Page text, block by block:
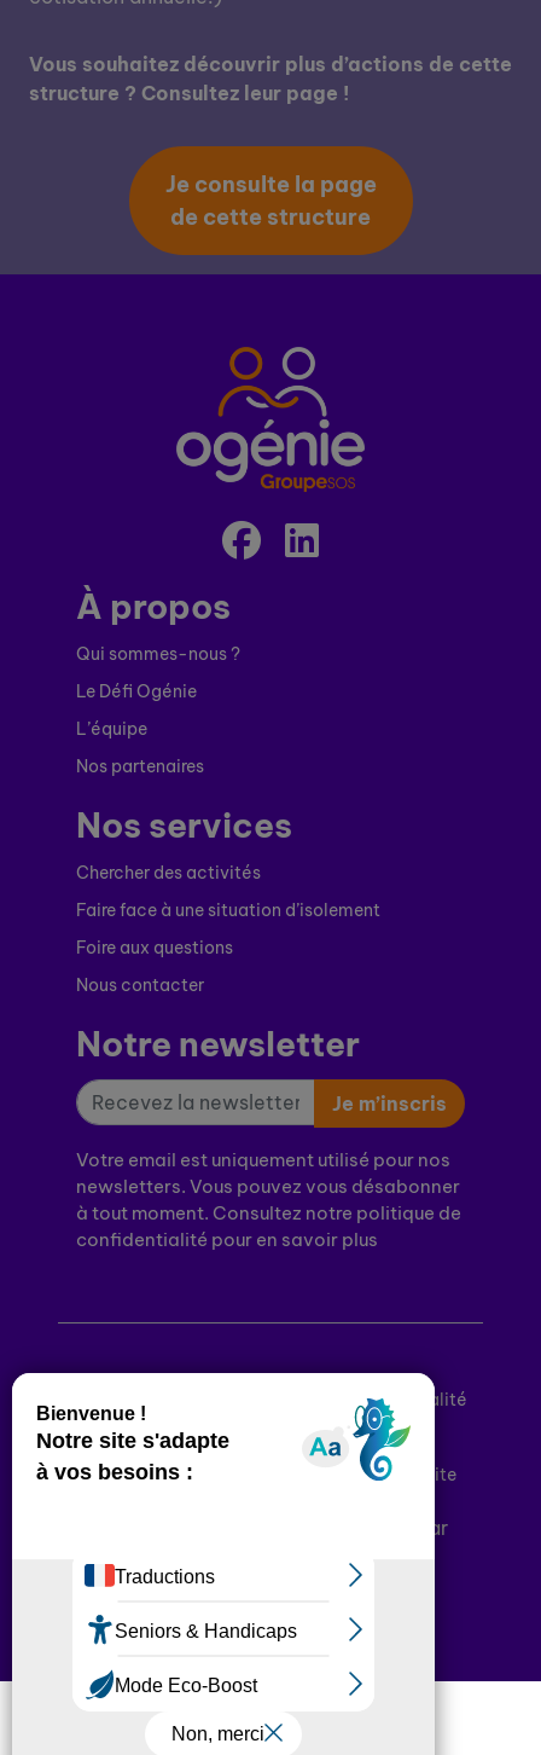
Vous souhaitez découvrir plus d’actions de cette
structure ? Consultez leur page !
Je consulte la page
de cette structure
À propos
Qui sommes-nous ?
Le Défi Ogénie
L’équipe
Nos partenaires
Nos services
Chercher des activités
Faire face à une situation d’isolement
Foire aux questions
Nous contacter
Notre newsletter
Je m’inscris
Votre email est uniquement utilisé pour nos
newsletters. Vous pouvez vous désabonner
à tout moment. Consultez notre politique de
confidentialité pour en savoir plus
Politique de confidentialité
Conditions générales d’utilisation
Déclaration d’accessibilité
Plan du site
Plateforme développée en France par